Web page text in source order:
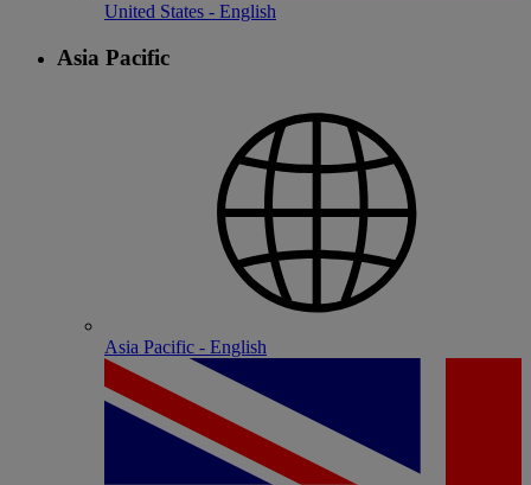
United States - English
Asia Pacific
Asia Pacific - English